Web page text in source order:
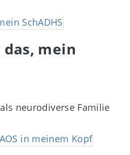
mein
neurodiverse Familie